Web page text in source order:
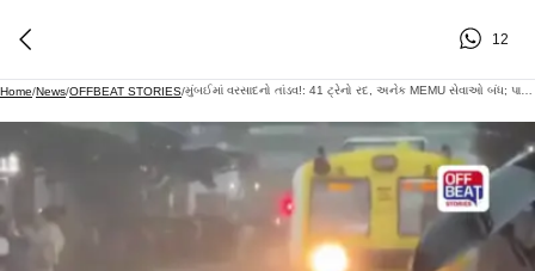
12
Home/News/OFFBEAT STORIES/